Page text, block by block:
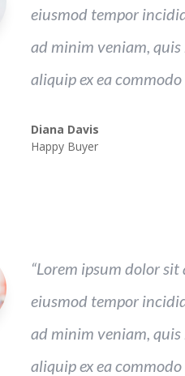
eiusmod tempor
ad minim veniam,
aliquip ex ea
Diana Davis
Happy Buyer
“Lorem ipsum dolor
eiusmod tempor
ad minim veniam,
aliquip ex ea